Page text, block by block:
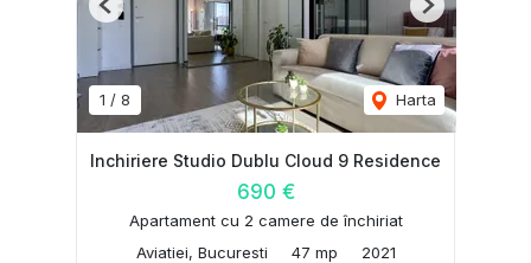
1 / 8 Harta
Previous Next
Inchiriere Studio Dublu Cloud 9 Residence
690 €
Apartament cu 2 camere de închiriat
Aviatiei, Bucuresti
47 mp 2021